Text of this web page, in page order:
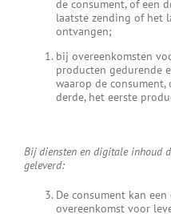
de consument, of een
laatste zending of het
ontvangen;
bij overeenkomsten
producten gedurende
waarop de consument,
derde, het eerste
Bij diensten en digitale inhoud
geleverd:
De consument kan
overeenkomst voor